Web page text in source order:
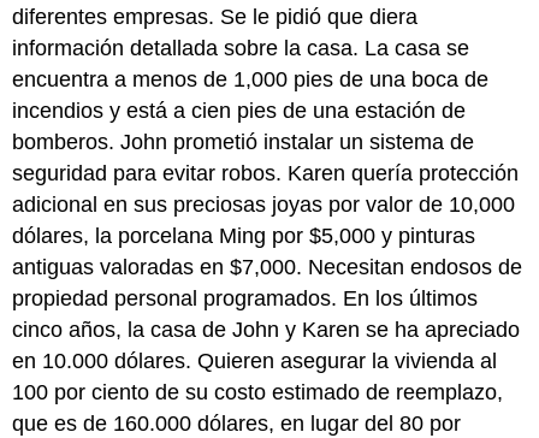
diferentes empresas. Se le pidió que diera
información detallada sobre la casa. La casa se
encuentra a menos de 1,000 pies de una boca de
incendios y está a cien pies de una estación de
bomberos. John prometió instalar un sistema de
seguridad para evitar robos. Karen quería protección
adicional en sus preciosas joyas por valor de 10,000
dólares, la porcelana Ming por $5,000 y pinturas
antiguas valoradas en $7,000. Necesitan endosos de
propiedad personal programados. En los últimos
cinco años, la casa de John y Karen se ha apreciado
en 10.000 dólares. Quieren asegurar la vivienda al
100 por ciento de su costo estimado de reemplazo,
que es de 160.000 dólares, en lugar del 80 por